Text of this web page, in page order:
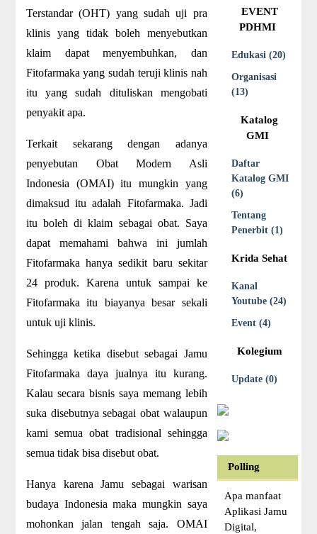
Terstandar (OHT) yang sudah uji pra
klinis yang tidak boleh menyebutkan
klaim dapat menyembuhkan, dan
Fitofarmaka yang sudah teruji klinis nah
itu yang sudah dituliskan mengobati
penyakit apa.
Terkait sekarang dengan adanya
penyebutan Obat Modern Asli
Indonesia (OMAI) itu mungkin yang
dimaksud itu adalah Fitofarmaka. Jadi
itu boleh di klaim sebagai obat. Saya
dapat memahami bahwa ini jumlah
Fitofarmaka hanya sedikit baru sekitar
24 produk. Karena untuk sampai ke
Fitofarmaka itu biayanya besar sekali
untuk uji klinis.
Sehingga ketika disebut sebagai Jamu
Fitofarmaka daya jualnya itu kurang.
Kalau secara bisnis saya memang lebih
suka disebutnya sebagai obat walaupun
kami semua obat tradisional sehingga
semua tidak bisa disebut obat.
Hanya karena Jamu sebagai warisan
budaya Indonesia maka mungkin saya
mohonkan jalan tengah saja. OMAI
EVENT
PDHMI
Edukasi (20)
Organisasi
(13)
Katalog
GMI
Daftar
Katalog GMI
(6)
Tentang
Penerbit (1)
Krida Sehat
Kanal
Youtube (24)
Event (4)
Kolegium
Update (0)
Polling
Apa manfaat
Aplikasi Jamu
Digital,